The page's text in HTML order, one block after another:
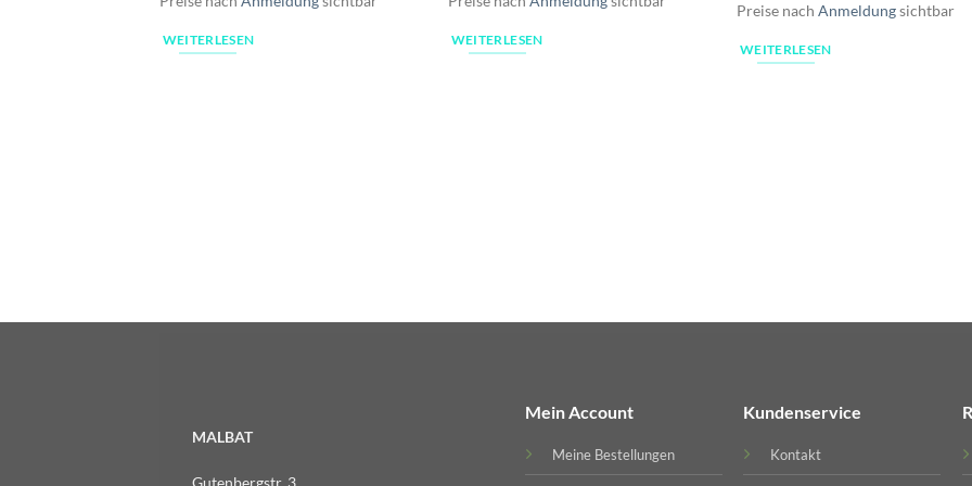
WEITERLESEN WEITERLESEN
Preise nachAnmeldungsichtbar
WEITERLESEN
MALBAT
Gutenbergstr. 3
Mein Account
Meine Bestellungen
Kundenservice
Kontakt